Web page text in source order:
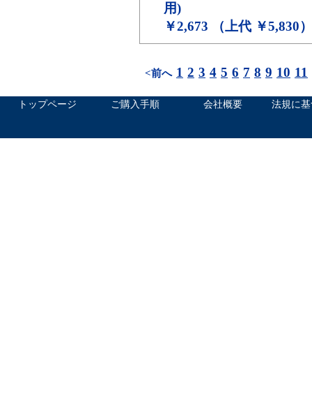
用)
￥2,673 （上代 ￥5,830）
<前へ 1 2 3 4 5 6 7 8 9 10 11
トップページ ご購入手順 会社概要 法規に